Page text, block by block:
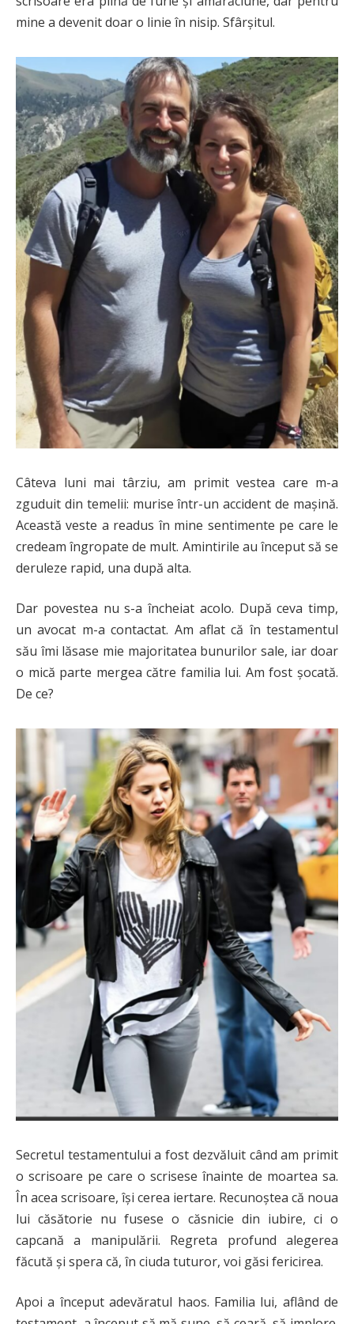
mine a devenit doar o linie în nisip. Sfârșitul.
Câteva luni mai târziu, am primit vestea care m-a
zguduit din temelii: murise într-un accident de mașină.
Această veste a readus în mine sentimente pe care le
credeam îngropate de mult. Amintirile au început să se
deruleze rapid, una după alta.
Dar povestea nu s-a încheiat acolo. După ceva timp,
un avocat m-a contactat. Am aflat că în testamentul
său îmi lăsase mie majoritatea bunurilor sale, iar doar
o mică parte mergea către familia lui. Am fost șocată.
De ce?
Secretul testamentului a fost dezvăluit când am primit
o scrisoare pe care o scrisese înainte de moartea sa.
În acea scrisoare, își cerea iertare. Recunoștea că noua
lui căsătorie nu fusese o căsnicie din iubire, ci o
capcană a manipulării. Regreta profund alegerea
făcută și spera că, în ciuda tuturor, voi găsi fericirea.
Apoi a început adevăratul haos. Familia lui, aflând de